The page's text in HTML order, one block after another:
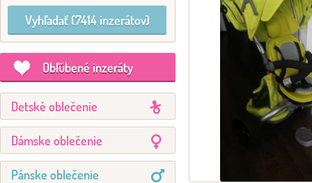
Obľúbené inzeráty
Detské oblečenie
Dámske oblečenie
Pánske oblečenie